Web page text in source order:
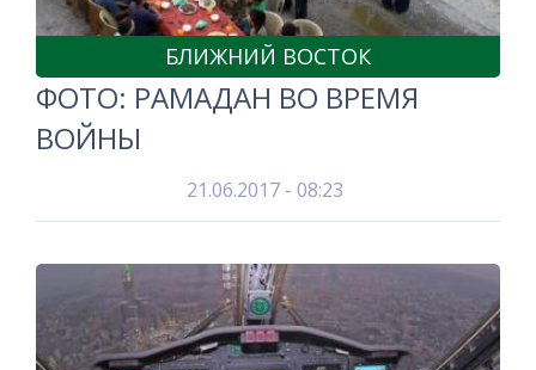
БЛИЖНИЙ ВОСТОК
ФОТО: РАМАДАН ВО ВРЕМЯ
ВОЙНЫ
21.06.2017 - 08:23